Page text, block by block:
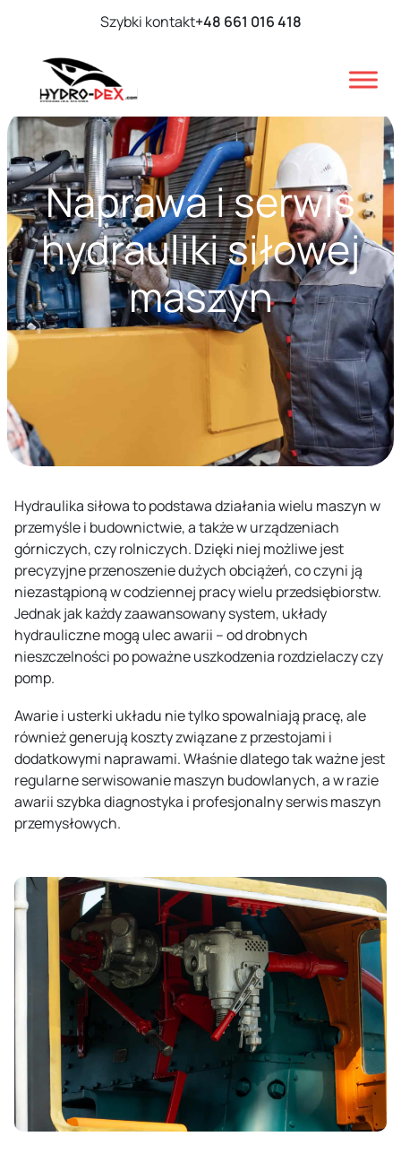
Szybki kontakt+48 661 016 418
Naprawa i serwis
hydrauliki siłowej
maszyn
Hydraulika siłowa to podstawa działania wielu maszyn w
przemyśle i budownictwie, a także w urządzeniach
górniczych, czy rolniczych. Dzięki niej możliwe jest
precyzyjne przenoszenie dużych obciążeń, co czyni ją
niezastąpioną w codziennej pracy wielu przedsiębiorstw.
Jednak jak każdy zaawansowany system, układy
hydrauliczne mogą ulec awarii – od drobnych
nieszczelności po poważne uszkodzenia rozdzielaczy czy
pomp.
Awarie i usterki układu nie tylko spowalniają pracę, ale
również generują koszty związane z przestojami i
dodatkowymi naprawami. Właśnie dlatego tak ważne jest
regularne serwisowanie maszyn budowlanych, a w razie
awarii szybka diagnostyka i profesjonalny serwis maszyn
przemysłowych.